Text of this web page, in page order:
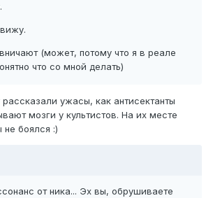
(может, потому что я в реале
что со мной делать)
ужасы, как антисектанты
мозги у культистов. На их месте
не боялся :)
от ника... Эх вы, обрушиваете